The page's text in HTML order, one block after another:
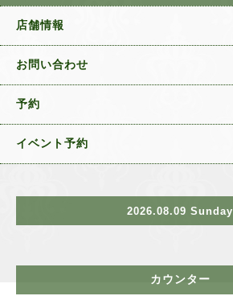
店舗情報
お問い合わせ
予約
イベント予約
2026.08.09 Sunday
カウンター